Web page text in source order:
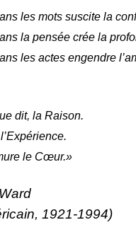
les mots suscite la
la pensée crée la
les actes engendre
dit, la Raison.
le Cœur.»
1921-1994)